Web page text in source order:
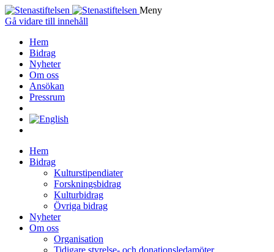
Meny
Gå vidare till innehåll
Hem
Bidrag
Nyheter
Om oss
Ansökan
Pressrum
Hem
Bidrag
Kulturstipendiater
Forskningsbidrag
Kulturbidrag
Övriga bidrag
Nyheter
Om oss
Organisation
Tidigare styrelse- och donationsledamöter